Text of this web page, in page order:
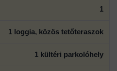
1
1 loggia, közös tetőteraszok
1 kültéri parkolóhely